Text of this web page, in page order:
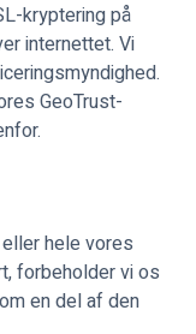
kryptering på
internettet. Vi
GeoTrust-
hele vores
forbeholder vi os
en del af den